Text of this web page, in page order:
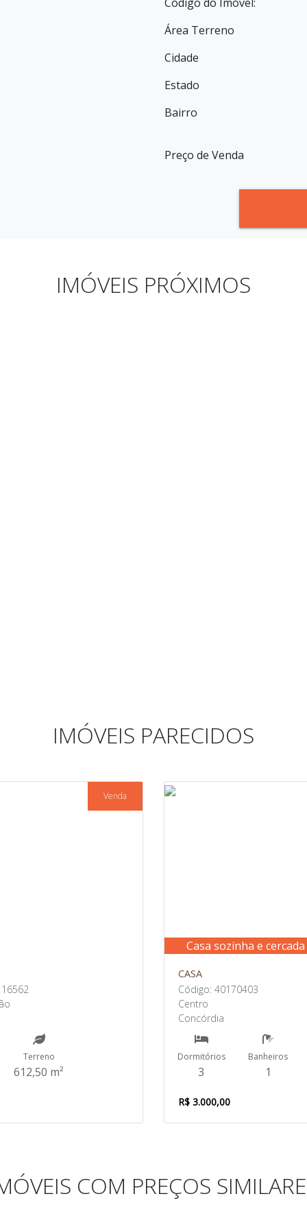
Área Terreno
Cidade
Estado
Bairro
Preço de Venda
IMÓVEIS PRÓXIMOS
IMÓVEIS PARECIDOS
Venda
Terreno
612,50 m²
Casa sozinha e
CASA
Código: 40170403
Centro
Concórdia
Dormitórios
3
Banheiros
1
R$ 3.000,00
COM PREÇOS